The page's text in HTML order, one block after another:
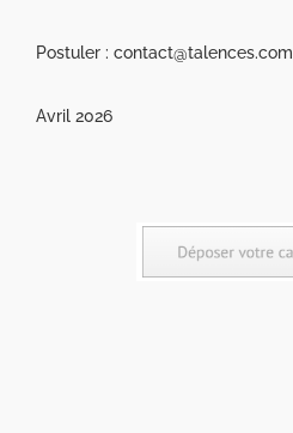
Postuler : contact@talences.com
Avril 2026